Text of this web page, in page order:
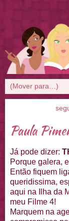
Paula
Já pode dizer:
Porque galera,
Então fiquem
queridissima,
aqui na Ilha da
meu Filme 4!
Marquem na